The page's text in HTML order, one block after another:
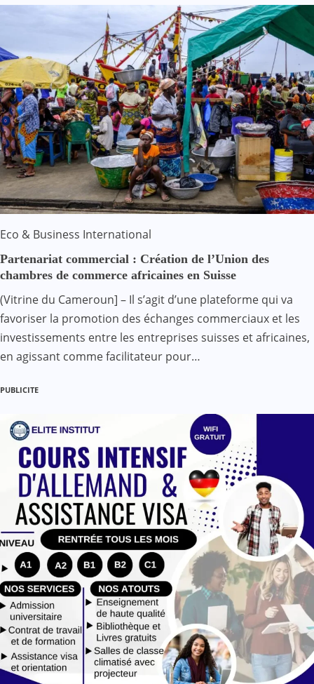
Eco & Business International
Partenariat commercial : Création de l’Union des
chambres de commerce africaines en Suisse
(Vitrine du Cameroun] – Il s’agit d’une plateforme qui va
favoriser la promotion des échanges commerciaux et les
investissements entre les entreprises suisses et africaines,
en agissant comme facilitateur pour…
PUBLICITE